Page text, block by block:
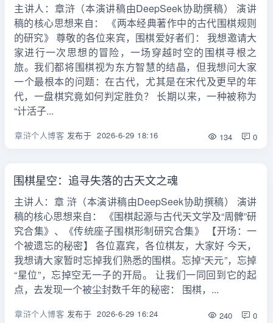
主讲人：章浒（本演讲稿由DeepSeek协助撰稿） 演讲
稿的核心思想来自： 《两本经典著作中的古代围棋规则
的研究》 尊敬的各位来宾，围棋爱好者们： 我想邀请大
家进行一次思想的冒险，一场穿越时空的围棋寻根之
旅。我们都将围棋视为东方智慧的结晶，但我想问大家
一个最根本的问题：在古代，尤其是在宋代及更早的年
代，一盘棋究竟如何判定胜负？ 长期以来，一种被称为
“计活子...
章浒个人博客 发布于 2026-6-29 18:16 134 0
围棋星空：追寻失落的古天文之魂
主讲人：章 浒（本演讲稿由DeepSeek协助撰稿） 演讲
稿的核心思想来自： 《围棋起源与古代天文学及“周髀”研
究合集》、《传统座子围棋形制研究合集》 【开场：一
个被遗忘的秘密】 各位嘉宾，各位棋友，大家好 今天，
我想请大家暂时忘掉我们熟悉的围棋。忘掉“天元”，忘掉
“星位”，忘掉空无一子的开局。 让我们一同回到它的起
点，去发现一个被尘封数千年的秘密： 围棋，...
章浒个人博客 发布于 2026-6-29 16:24 240 0